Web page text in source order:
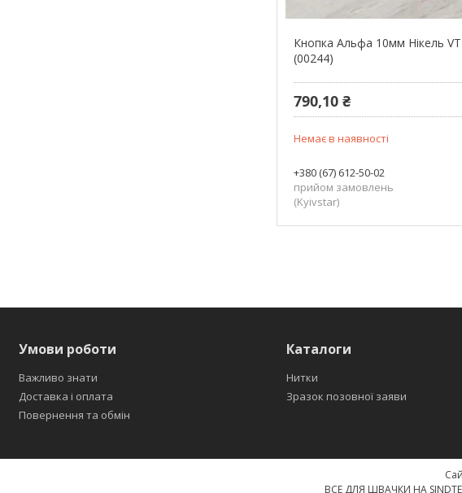
Кнопка Альфа 10мм Нікель
(00244)
790,10 ₴
Немає в наявності
+380 (67) 612-50-02
прийом замовлень
(Kyivstar)
Умови роботи
Важливо знати
Доставка і оплата
Повернення та обмін
Каталоги
Нитки
Зразок позовної заяви